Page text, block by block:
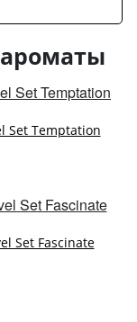
Set Temptation
Set Fascinate